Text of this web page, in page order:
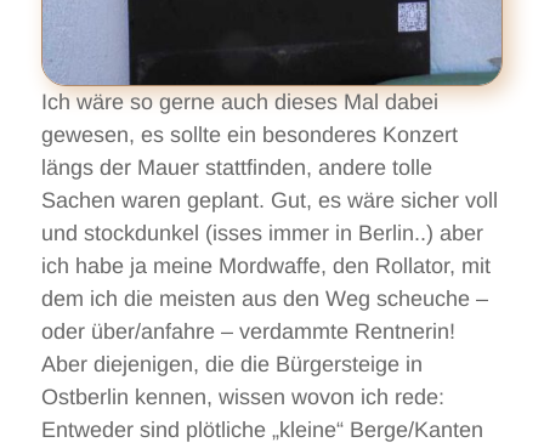
Ich wäre so gerne auch dieses Mal dabei
gewesen, es sollte ein besonderes Konzert
längs der Mauer stattfinden, andere tolle
Sachen waren geplant. Gut, es wäre sicher voll
und stockdunkel (isses immer in Berlin..) aber
ich habe ja meine Mordwaffe, den Rollator, mit
dem ich die meisten aus den Weg scheuche –
oder über/anfahre – verdammte Rentnerin!
Aber diejenigen, die die Bürgersteige in
Ostberlin kennen, wissen wovon ich rede:
Entweder sind plötliche „kleine“ Berge/Kanten